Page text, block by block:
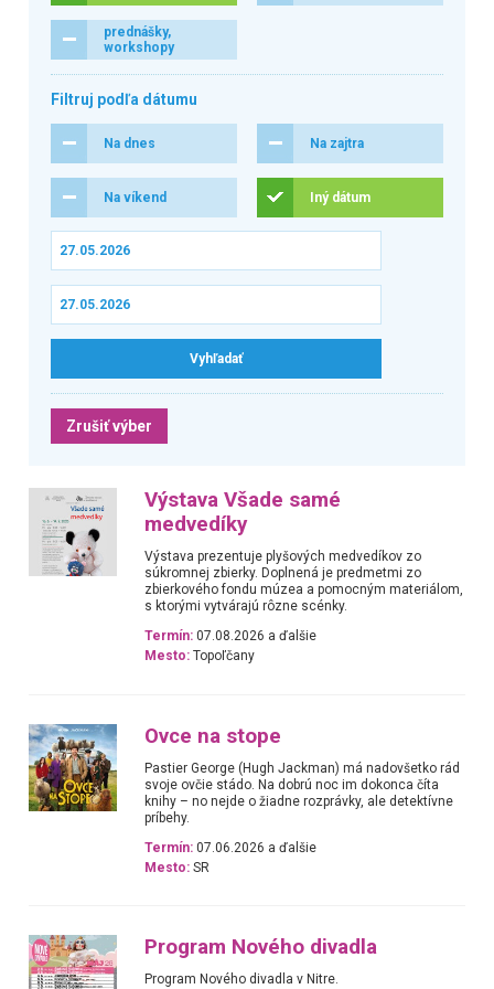
prednášky,
workshopy
Filtruj podľa dátumu
Na dnes Na zajtra
Na víkend Iný dátum
Zrušiť výber
Výstava Všade samé
medvedíky
Výstava prezentuje plyšových medvedíkov zo
súkromnej zbierky. Doplnená je predmetmi zo
zbierkového fondu múzea a pomocným materiálom,
s ktorými vytvárajú rôzne scénky.
Termín: 07.08.2026 a ďalšie
Mesto: Topoľčany
Ovce na stope
Pastier George (Hugh Jackman) má nadovšetko rád
svoje ovčie stádo. Na dobrú noc im dokonca číta
knihy – no nejde o žiadne rozprávky, ale detektívne
príbehy.
Termín: 07.06.2026 a ďalšie
Mesto: SR
Program Nového divadla
Program Nového divadla v Nitre.